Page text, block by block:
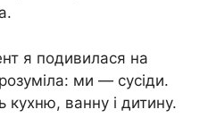
я подивилася на
ми — сусіди.
кухню, ванну і дитину.